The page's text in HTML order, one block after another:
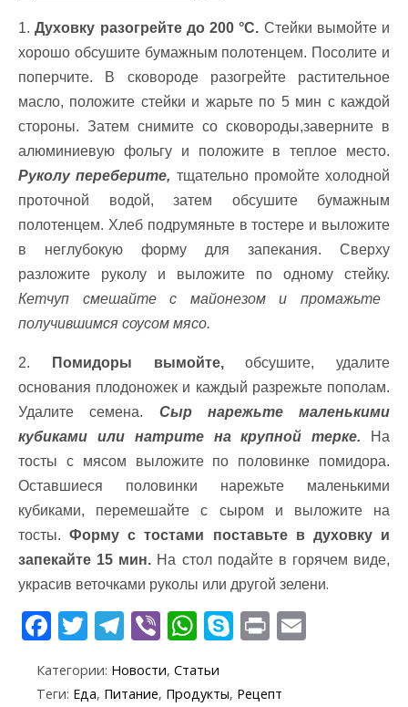
1.Духовку разогрейте до 200 °С. Стейки вымойте и
хорошо обсушите бумажным полотенцем. Посолите и
поперчите. В сковороде разогрейте растительное
масло, положите стейки и жарьте по 5 мин с каждой
стороны. Затем снимите со сковороды,заверните в
алюминиевую фольгу и положите в теплое место.
Руколу переберите, тщательно промойте холодной
проточной водой, затем обсушите бумажным
полотенцем. Хлеб подрумяньте в тостере и выложите
в неглубокую форму для запекания. Сверху
разложите руколу и выложите по одному стейку.
Кетчуп смешайте с майонезом и промажьте
получившимся соусом мясо.
2. Помидоры вымойте,обсушите, удалите
основания плодоножек и каждый разрежьте пополам.
Удалите семена. Сыр нарежьте маленькими
кубиками или натрите на крупной терке.
На
тосты с мясом выложите по половинке помидора.
Оставшиеся половинки нарежьте маленькими
кубиками, перемешайте с сыром и выложите на
тосты. Форму с тостами поставьте в духовку и
запекайте 15 мин. На стол подайте в горячем виде,
украсив веточками руколы или другой зелени.
F
e
T
itt
T
e
Vi
er
W
at
S
y
Pr
t
Категории: Новости, Статьи
Теги: Еда, Питание, Продукты, Рецепт